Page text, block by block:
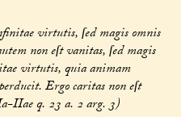
virtutis, ſed magis omnis
non eſt vanitas, ſed magis
virtutis, quia animam
Ergo caritas non eſt
IIae q. 23 a. 2 arg. 3)